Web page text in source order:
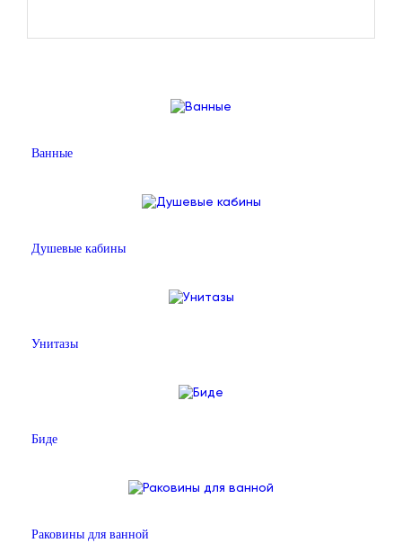
Ванные
Душевые кабины
Унитазы
Биде
Раковины для ванной